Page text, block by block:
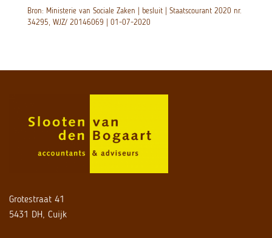
Bron: Ministerie van Sociale Zaken | besluit | Staatscourant 2020 nr.
34295, WJZ/ 20146069 | 01-07-2020
Grotestraat 41
5431 DH, Cuijk